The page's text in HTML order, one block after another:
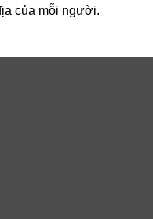
của mỗi người.